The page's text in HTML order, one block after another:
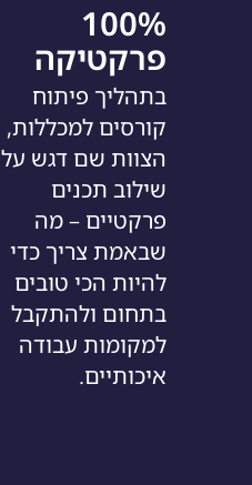
100%
פרקטיקה
בתהליך פיתוח
קורסים למכללות,
הצוות שם דגש על
שילוב תכנים
פרקטיים – מה
שבאמת צריך כדי
להיות הכי טובים
בתחום ולהתקבל
למקומות עבודה
איכותיים.